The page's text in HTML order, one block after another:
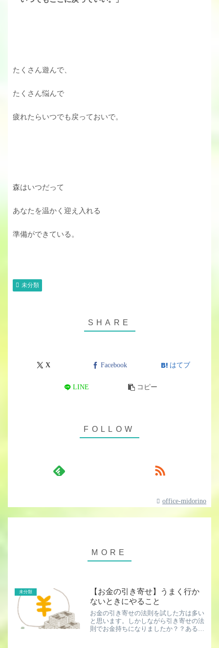
たくさん遊んで、
たくさん悩んで
疲れたらいつでも戻っておいで。
森はいつだって
あなたを温かく迎え入れる
準備ができている。
未分類
X Facebook はてブ
LINE コピー
office-midorino
未分類
【お金の引き寄せ】うまく行か
ないときにやること
お金の引き寄せの法則を試した方は多い
と思います。しかしながら引き寄せの法
則でお金持ちになりましたか？？ある一